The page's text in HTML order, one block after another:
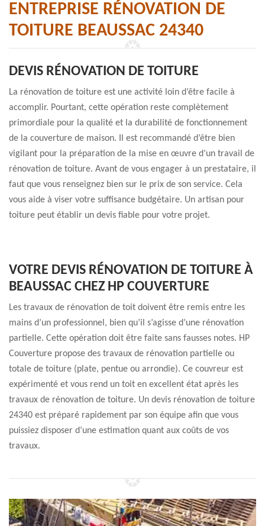
ENTREPRISE RÉNOVATION DE
TOITURE BEAUSSAC 24340
DEVIS RÉNOVATION DE TOITURE
La rénovation de toiture est une activité loin d’être facile à
accomplir. Pourtant, cette opération reste complètement
primordiale pour la qualité et la durabilité de fonctionnement
de la couverture de maison. Il est recommandé d’être bien
vigilant pour la préparation de la mise en œuvre d’un travail de
rénovation de toiture. Avant de vous engager à un prestataire, il
faut que vous renseignez bien sur le prix de son service. Cela
vous aide à viser votre suffisance budgétaire. Un artisan pour
toiture peut établir un devis fiable pour votre projet.
VOTRE DEVIS RÉNOVATION DE TOITURE À
BEAUSSAC CHEZ HP COUVERTURE
Les travaux de rénovation de toit doivent être remis entre les
mains d’un professionnel, bien qu’il s’agisse d’une rénovation
partielle. Cette opération doit être faite sans fausses notes. HP
Couverture propose des travaux de rénovation partielle ou
totale de toiture (plate, pentue ou arrondie). Ce couvreur est
expérimenté et vous rend un toit en excellent état après les
travaux de rénovation de toiture. Un devis rénovation de toiture
24340 est préparé rapidement par son équipe afin que vous
puissiez disposer d’une estimation quant aux coûts de vos
travaux.